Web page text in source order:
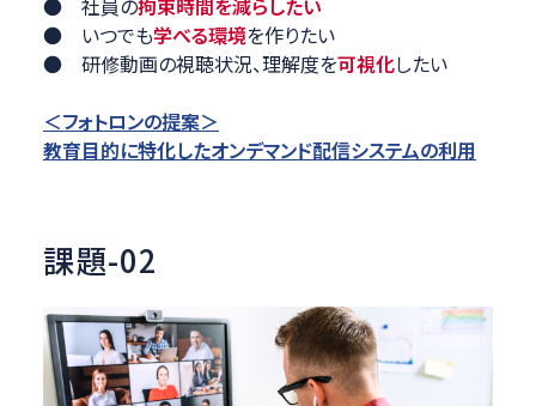
● 社員の拘束時間を減らしたい
● いつでも学べる環境を作りたい
● 研修動画の視聴状況、理解度を可視化したい
＜フォトロンの提案＞
教育目的に特化したオンデマンド配信システムの利用
課題-02